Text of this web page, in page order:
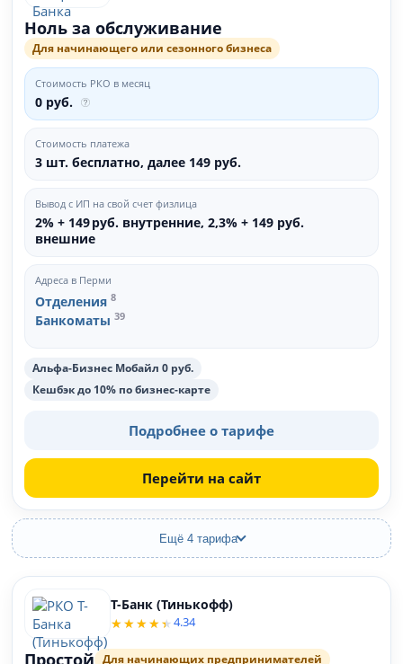
Ноль за обслуживание
Для начинающего или сезонного бизнеса
Стоимость РКО в месяц
0 руб.
Стоимость платежа
3 шт. бесплатно, далее 149 руб.
Вывод с ИП на свой счет физлица
2% + 149 руб. внутренние, 2,3% + 149 руб.
внешние
Адреса в Перми
Отделения8
Банкоматы39
Альфа-Бизнес Мобайл 0 руб.
Кешбэк до 10% по бизнес-карте
Подробнее о тарифе
Перейти на сайт
Ещё 4 тарифа
Т-Банк (Тинькофф)
4.34
Для начинающих предпринимателей